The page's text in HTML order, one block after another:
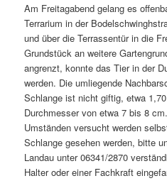
Am Freitagabend gelang es
Terrarium in der
und über die Terrassentür in die
Grundstück an weitere
angrenzt, konnte das Tier in der
werden. Die umliegende
Schlange ist nicht giftig, etwa
Durchmesser von etwa 7 bis 8
Umständen versucht werden
Schlange gesehen werden, bitte
Landau unter 06341/2870
Halter oder einer Fachkraft